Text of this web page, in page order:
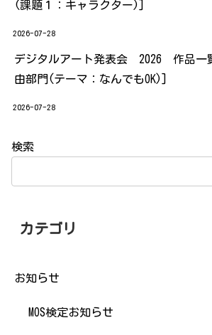
(課題１：キャラクター)]
2026-07-28
デジタルアート発表会 2026 作品
由部門(テーマ：なんでもOK)]
2026-07-28
検索
カテゴリ
お知らせ
MOS検定お知らせ